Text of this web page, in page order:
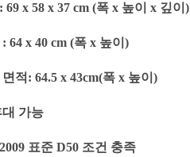
69 x 58 x 37 cm (폭 x 높이 x 깊이)
64 x 40 cm (폭 x 높이)
적: 64.5 x 43cm(폭 x 높이)
가능
표준 D50 조건 충족